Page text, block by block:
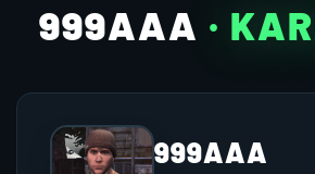
999AAA ·
999AAA